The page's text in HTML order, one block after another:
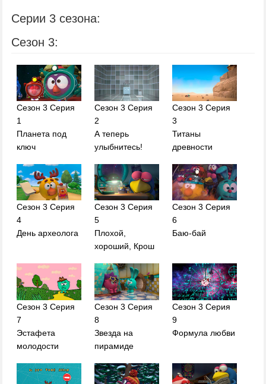
Серии 3 сезона:
Сезон 3:
Сезон 3 Серия
1
Планета под
ключ
Сезон 3 Серия
2
А теперь
улыбнитесь!
Сезон 3 Серия
3
Титаны
древности
Сезон 3 Серия
4
День археолога
Сезон 3 Серия
5
Плохой,
хороший, Крош
Сезон 3 Серия
6
Баю-бай
Сезон 3 Серия
7
Эстафета
молодости
Сезон 3 Серия
8
Звезда на
пирамиде
Сезон 3 Серия
9
Формула любви